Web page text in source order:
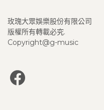
玫瑰大眾娛樂股份有限公司
版權所有轉載必究.
Copyright@g-music